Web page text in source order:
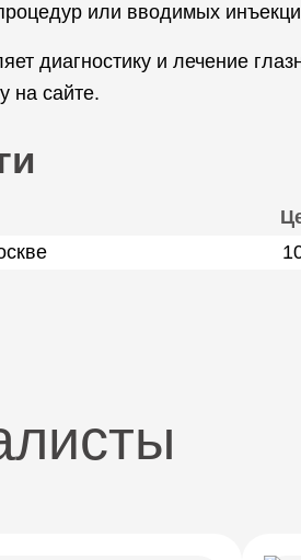
или вводимых
диагностику и лечение
на сайте.